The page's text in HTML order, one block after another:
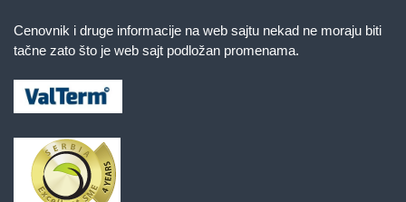
Cenovnik i druge informacije na web sajtu nekad ne moraju biti
tačne zato što je web sajt podložan promenama.